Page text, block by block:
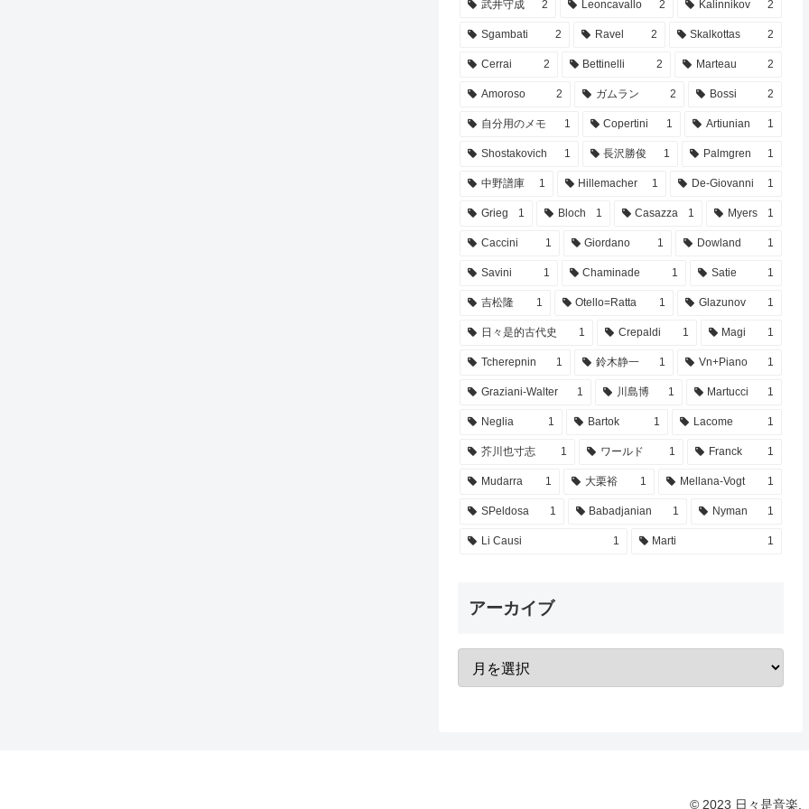
武井守成 2 Leoncavallo 2 Kalinnikov 2
Sgambati 2 Ravel 2 Skalkottas 2
Cerrai 2 Bettinelli 2 Marteau 2
Amoroso 2 ガムラン 2 Bossi 2
自分用のメモ 1 Copertini 1 Artiunian 1
Shostakovich 1 長沢勝俊 1 Palmgren 1
中野譜庫 1 Hillemacher 1 De-Giovanni 1
Grieg 1 Bloch 1 Casazza 1 Myers 1
Caccini 1 Giordano 1 Dowland 1
Savini 1 Chaminade 1 Satie 1
吉松隆 1 Otello=Ratta 1 Glazunov 1
日々是的古代史 1 Crepaldi 1 Magi 1
Tcherepnin 1 鈴木静一 1 Vn+Piano 1
Graziani-Walter 1 川島博 1 Martucci 1
Neglia 1 Bartok 1 Lacome 1
芥川也寸志 1 ワールド 1 Franck 1
Mudarra 1 大栗裕 1 Mellana-Vogt 1
SPeldosa 1 Babadjanian 1 Nyman 1
Li Causi 1 Marti 1
アーカイブ
© 2023 日々是音楽.